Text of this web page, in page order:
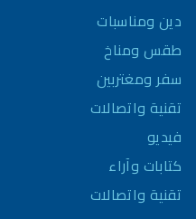
دين ومناسبات
طقس ومناخ
سفر ومغتربين
تقنية واتصالات
فيديو
كتابات وآراء
تقنية واتصالات